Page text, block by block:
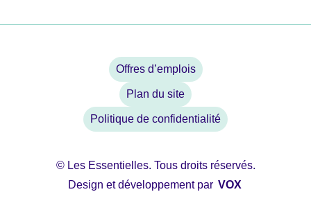
© Les Essentielles. Tous droits réservés.
Offres d’emplois
Plan du site
Politique de confidentialité
Design et développement par VOX